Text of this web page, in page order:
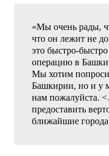
«Мы очень рады,
что он лежит не
это быстро-
операцию в
Мы хотим
Башкирии, но и у
нам пожалуйста.
предоставить
ближайшие